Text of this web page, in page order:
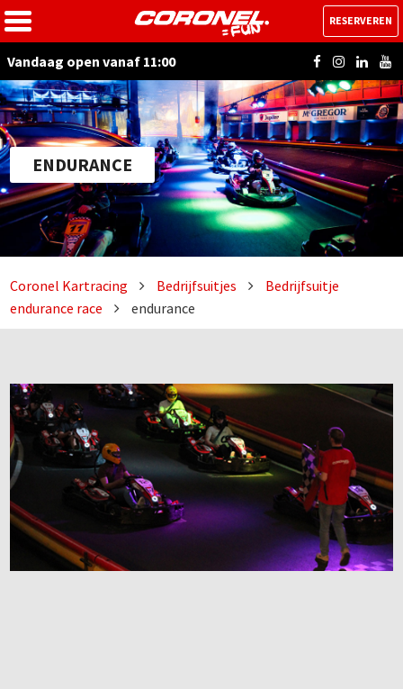
Vandaag open vanaf 11:00
RESERVEREN
ENDURANCE
Coronel Kartracing Bedrijfsuitjes
Bedrijfsuitje
endurance race
endurance